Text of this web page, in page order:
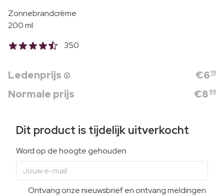
Zonnebrandcrème
200 ml
350
Ledenprijs €619
Normale prijs €8 99
Dit product is tijdelijk uitverkocht
Word op de hoogte gehouden
Ontvang onze nieuwsbrief en ontvang meldingen